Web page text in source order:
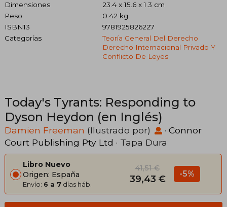
Dimensiones
23.4 x 15.6 x 1.3 cm
Peso
0.42 kg.
ISBN13
9781925826227
Categorías
Teoría General Del Derecho
Derecho Internacional Privado Y
Conflicto De Leyes
Today's Tyrants: Responding to
Dyson Heydon (en Inglés)
Damien Freeman (Ilustrado por) · Connor
Court Publishing Pty Ltd · Tapa Dura
Libro Nuevo
Origen: España
Envío: 6 a 7 días háb.
41,51 €
39,43 € -5%